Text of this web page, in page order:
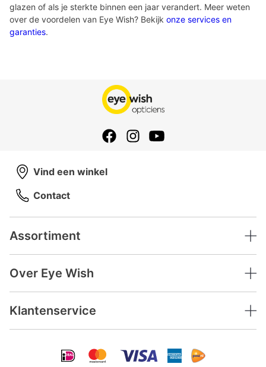
glazen of als je sterkte binnen een jaar verandert. Meer weten
over de voordelen van Eye Wish? Bekijk onze services en
garanties.
Assortiment
Over Eye Wish
Klantenservice
Vind een winkel
Contact